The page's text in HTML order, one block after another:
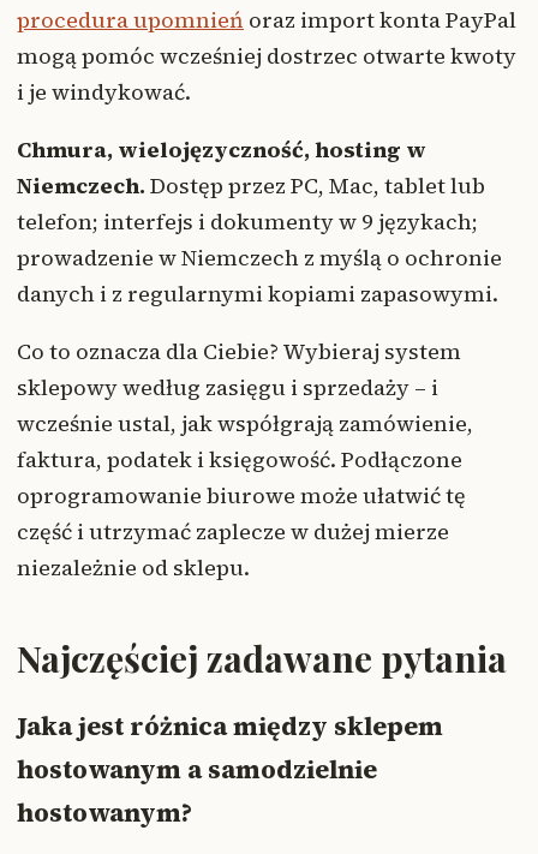
procedura upomnień oraz import konta PayPal
mogą pomóc wcześniej dostrzec otwarte kwoty
i je windykować.
Chmura, wielojęzyczność, hosting w
Niemczech. Dostęp przez PC, Mac, tablet lub
telefon; interfejs i dokumenty w 9 językach;
prowadzenie w Niemczech z myślą o ochronie
danych i z regularnymi kopiami zapasowymi.
Co to oznacza dla Ciebie? Wybieraj system
sklepowy według zasięgu i sprzedaży – i
wcześnie ustal, jak współgrają zamówienie,
faktura, podatek i księgowość. Podłączone
oprogramowanie biurowe może ułatwić tę
część i utrzymać zaplecze w dużej mierze
niezależnie od sklepu.
Najczęściej zadawane pytania
Jaka jest różnica między sklepem
hostowanym a samodzielnie
hostowanym?